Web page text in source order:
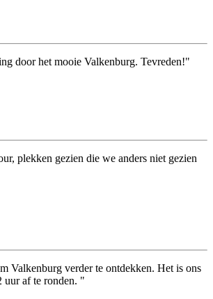
door het mooie Valkenburg. Tevreden!"
plekken gezien die we anders niet gezien
Valkenburg verder te ontdekken. Het is ons
uur af te ronden. "